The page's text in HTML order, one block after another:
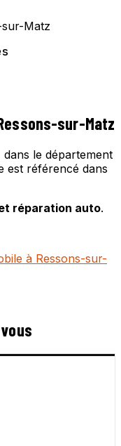
Matz
sur-Matz
le département
est référencé dans
réparation auto.
à Ressons-sur-